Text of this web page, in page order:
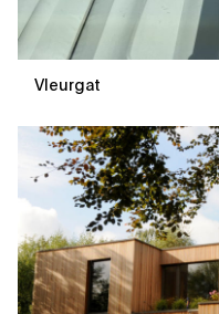
Vleurgat